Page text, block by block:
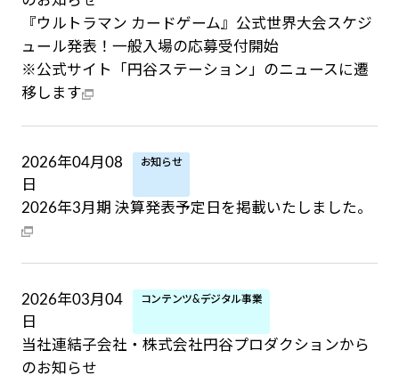
『ウルトラマン カードゲーム』公式世界大会スケジ
ュール発表！一般入場の応募受付開始
※公式サイト「円谷ステーション」のニュースに遷
移します
2026年04月08
日
お知らせ
2026年3月期 決算発表予定日を掲載いたしました。
2026年03月04
日
コンテンツ&デジタル事業
当社連結子会社・株式会社円谷プロダクションから
のお知らせ